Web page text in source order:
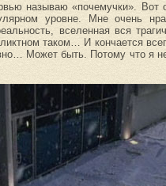
называю «почемучки».
уровне. Мне очень
вселенная вся
таком… И кончается
Может быть. Потому что я